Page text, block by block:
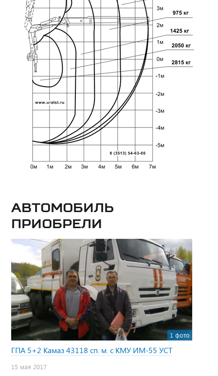
Автомобиль
приобрели
1 фото
ГПА 5+2 Камаз 43118 сп. м. с КМУ ИМ-55 УСТ
15 мая 2017